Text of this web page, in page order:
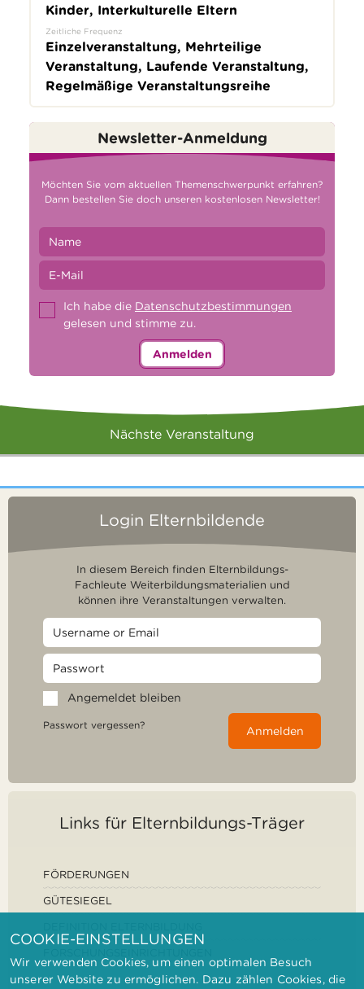
Kinder, Interkulturelle Eltern
Zeitliche Frequenz
Einzelveranstaltung, Mehrteilige
Veranstaltung, Laufende Veranstaltung,
Regelmäßige Veranstaltungsreihe
Newsletter-Anmeldung
Möchten Sie vom aktuellen Themenschwerpunkt erfahren?
Dann bestellen Sie doch unseren kostenlosen Newsletter!
Ich habe die Datenschutzbestimmungen
gelesen und stimme zu.
Anmelden
Nächste Veranstaltung
Login Elternbildende
In diesem Bereich finden Elternbildungs-
Fachleute Weiterbildungsmaterialien und
können ihre Veranstaltungen verwalten.
Angemeldet bleiben
Passwort vergessen? Anmelden
Links für Elternbildungs-Träger
FÖRDERUNGEN
GÜTESIEGEL
COOKIE-EINSTELLUNGEN
Wir verwenden Cookies, um einen optimalen Besuch
unserer Website zu ermöglichen. Dazu zählen Cookies, die